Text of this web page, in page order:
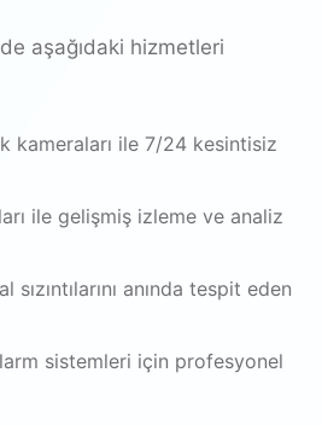
aşağıdaki hizmetleri
kameraları ile 7/24 kesintisiz
ile gelişmiş izleme ve analiz
anında tespit eden
sistemleri için profesyonel